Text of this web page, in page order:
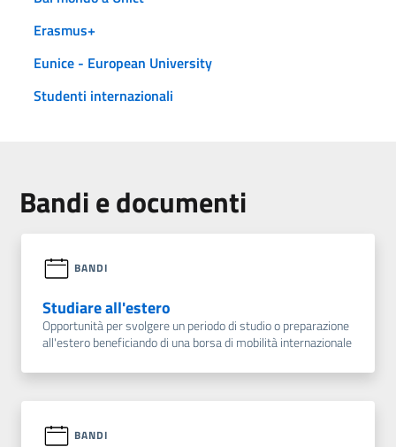
Erasmus+
Eunice - European University
Studenti internazionali
Bandi e documenti
BANDI
Studiare all'estero
Opportunità per svolgere un periodo di studio o preparazione
all'estero beneficiando di una borsa di mobilità internazionale
BANDI